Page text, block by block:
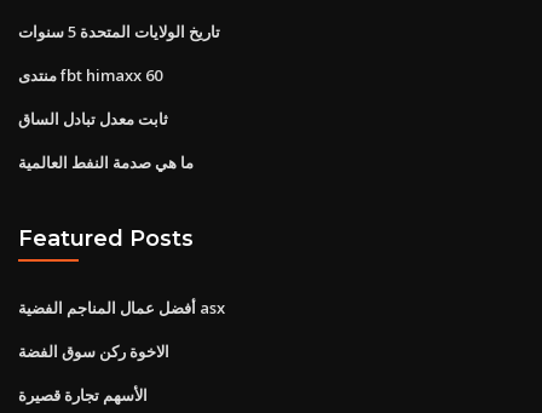
تاريخ الولايات المتحدة 5 سنوات
منتدى fbt himaxx 60
ثابت معدل تبادل الساق
ما هي صدمة النفط العالمية
Featured Posts
أفضل عمال المناجم الفضية asx
الاخوة ركن سوق الفضة
الأسهم تجارة قصيرة